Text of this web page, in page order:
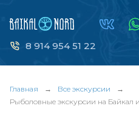
8 914 954 51 22
Главная → Все экскурсии
→
Рыболовные экскурсии на Байкал